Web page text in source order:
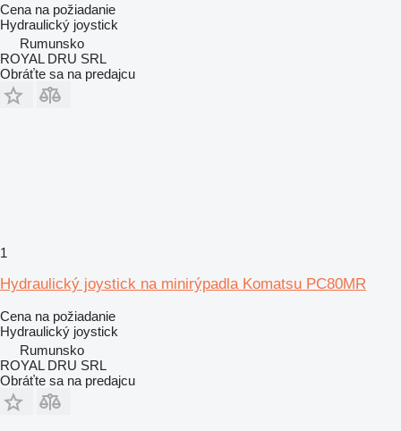
Cena na požiadanie
Hydraulický joystick
Rumunsko
ROYAL DRU SRL
Obráťte sa na predajcu
1
Hydraulický joystick na minirýpadla Komatsu PC80MR
Cena na požiadanie
Hydraulický joystick
Rumunsko
ROYAL DRU SRL
Obráťte sa na predajcu